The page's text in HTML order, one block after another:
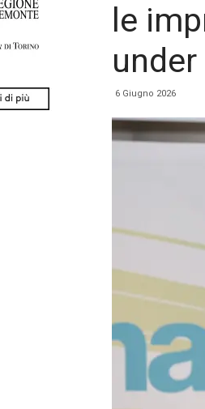
le
under
6 Giugno 2026